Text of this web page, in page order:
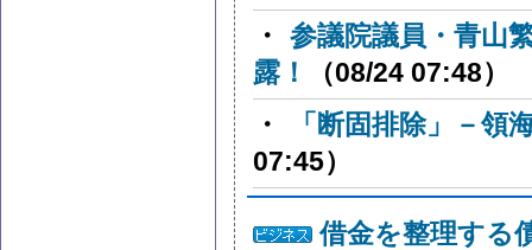
・ 参議院議員・青山
露！
（08/24 07:48）
・
「断固排除」－領
07:45）
借金を整理する